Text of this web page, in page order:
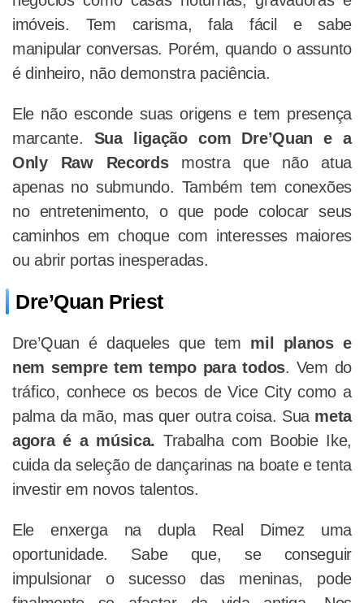
imóveis. Tem carisma, fala fácil e sabe
manipular conversas. Porém, quando o assunto
é dinheiro, não demonstra paciência.
Ele não esconde suas origens e tem presença
marcante. Sua ligação com Dre’Quan e a
Only Raw Recordsmostra que não atua
apenas no submundo. Também tem conexões
no entretenimento, o que pode colocar seus
caminhos em choque com interesses maiores
ou abrir portas inesperadas.
Dre’Quan Priest
Dre’Quan é daqueles que tem mil planos e
nem sempre tem tempo para todos. Vem do
tráfico, conhece os becos de Vice City como a
palma da mão, mas quer outra coisa. Sua meta
agora é a música. Trabalha com Boobie Ike,
cuida da seleção de dançarinas na boate e tenta
investir em novos talentos.
Ele enxerga na dupla Real Dimez uma
oportunidade. Sabe que, se conseguir
impulsionar o sucesso das meninas, pode